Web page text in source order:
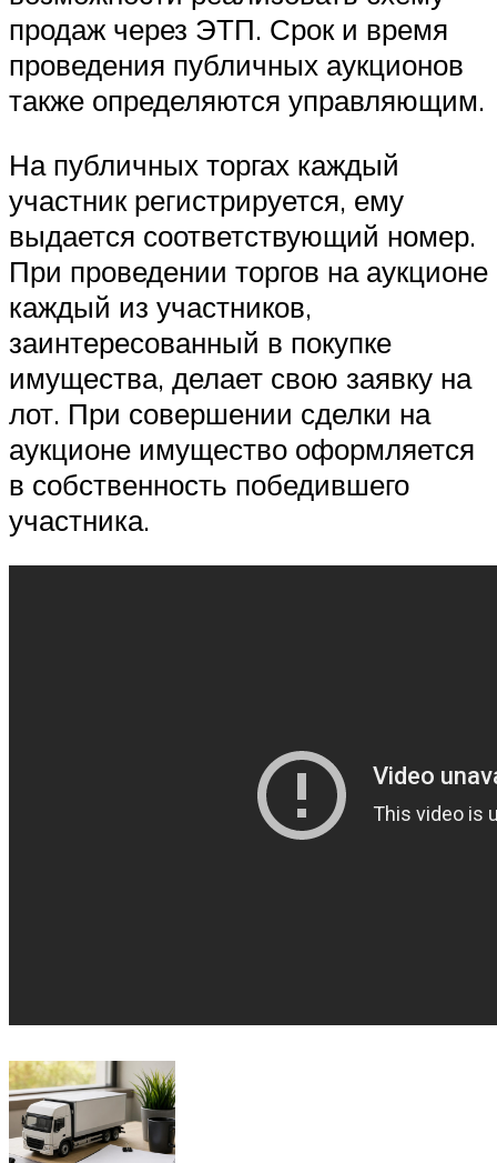
продаж через ЭТП. Срок и время
проведения публичных аукционов
также определяются управляющим.
На публичных торгах каждый
участник регистрируется, ему
выдается соответствующий номер.
При проведении торгов на аукционе
каждый из участников,
заинтересованный в покупке
имущества, делает свою заявку на
лот. При совершении сделки на
аукционе имущество оформляется
в собственность победившего
участника.